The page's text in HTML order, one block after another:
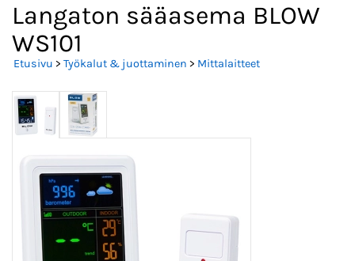
Langaton sääasema BLOW
WS101
Etusivu > Työkalut & juottaminen > Mittalaitteet